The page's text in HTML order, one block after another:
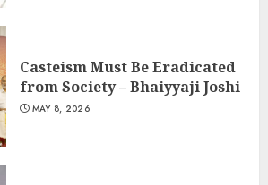
Casteism Must Be Eradicated
from Society – Bhaiyyaji Joshi
MAY 8, 2026